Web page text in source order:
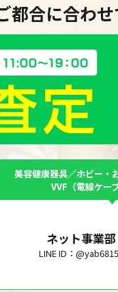
合に合わせ
美容健康器具／ホビー・
VVF（電線ケー
ネット事業部
LINE ID：